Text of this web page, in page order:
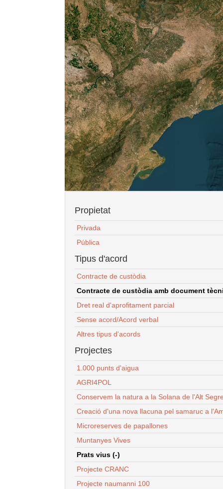
Propietat
Privada
Pública
Tipus d'acord
Contracte de custòdia
Contracte de custòdia amb document
Dret real d'aprofitament parcial
Sense acord/Acord verbal
Altres tipus d'acords
Projectes
1.000 punts d'aigua
AGRI4POL
Conservem la natura a la Solana de l'Alt
Creació d'una nova llacuna pel samaruc a
Microreserves de papallones
Muntanyes Vives
Prats vius (-)
Projecte CRANC
Projecte naumanni 100